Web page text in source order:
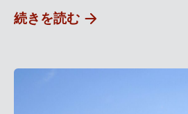
続きを読む